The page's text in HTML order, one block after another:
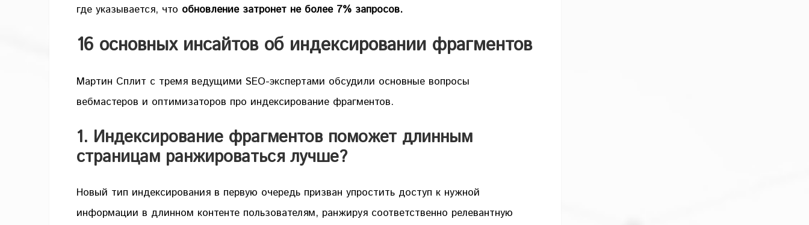
где указывается, что обновление затронет не более 7% запросов.
16 основных инсайтов об индексировании фрагментов
Мартин Сплит с тремя ведущими SEO-экспертами обсудили основные вопросы
вебмастеров и оптимизаторов про индексирование фрагментов.
1. Индексирование фрагментов поможет длинным
страницам ранжироваться лучше?
Новый тип индексирования в первую очередь призван упростить доступ к нужной
информации в длинном контенте пользователям, ранжируя соответственно релевантную